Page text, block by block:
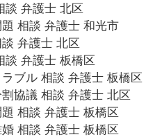
談 弁護士 北区
相談 弁護士 和光市
弁護士 北区
談 弁護士 板橋区
ブル 相談 弁護士 板橋区
協議 相談 弁護士 北区
相談 弁護士 板橋区
相談 弁護士 板橋区